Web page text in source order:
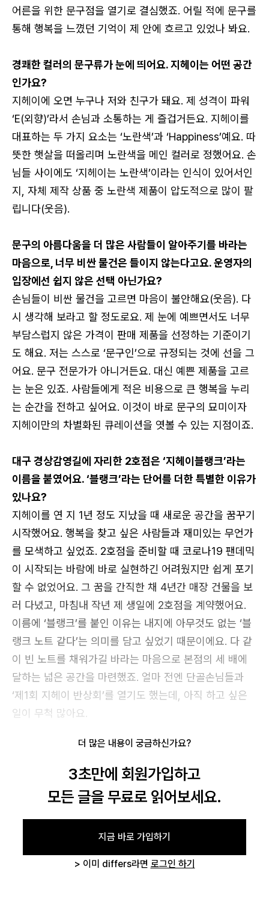
어른을 위한 문구점을 열기로 결심했죠. 어릴 적에 문구를
통해 행복을 느꼈던 기억이 제 안에 흐르고 있었나 봐요.
경쾌한 컬러의 문구류가 눈에 띄어요. 지헤이는 어떤 공간
인가요?
지헤이에 오면 누구나 저와 친구가 돼요. 제 성격이 파워
‘E(외향)’라서 손님과 소통하는 게 즐겁거든요. 지헤이를
대표하는 두 가지 요소는 ‘노란색’과 ‘Happiness’예요. 따
뜻한 햇살을 떠올리며 노란색을 메인 컬러로 정했어요. 손
님들 사이에도 ‘지헤이는 노란색’이라는 인식이 있어서인
지, 자체 제작 상품 중 노란색 제품이 압도적으로 많이 팔
립니다(웃음).
문구의 아름다움을 더 많은 사람들이 알아주기를 바라는
마음으로, 너무 비싼 물건은 들이지 않는다고요. 운영자의
입장에선 쉽지 않은 선택 아닌가요?
손님들이 비싼 물건을 고르면 마음이 불안해요(웃음). 다
시 생각해 보라고 할 정도로요. 제 눈에 예쁘면서도 너무
부담스럽지 않은 가격이 판매 제품을 선정하는 기준이기
도 해요. 저는 스스로 ‘문구인’으로 규정되는 것에 선을 그
어요. 문구 전문가가 아니거든요. 대신 예쁜 제품을 고르
는 눈은 있죠. 사람들에게 적은 비용으로 큰 행복을 누리
는 순간을 전하고 싶어요. 이것이 바로 문구의 묘미이자
지헤이만의 차별화된 큐레이션을 엿볼 수 있는 지점이죠.
대구 경상감영길에 자리한 2호점은 ‘지헤이블랭크’라는
이름을 붙였어요. ‘블랭크’라는 단어를 더한 특별한 이유가
있나요?
지헤이를 연 지 1년 정도 지났을 때 새로운 공간을 꿈꾸기
시작했어요. 행복을 찾고 싶은 사람들과 재미있는 무언가
를 모색하고 싶었죠. 2호점을 준비할 때 코로나19 팬데믹
이 시작되는 바람에 바로 실현하긴 어려웠지만 쉽게 포기
할 수 없었어요. 그 꿈을 간직한 채 4년간 매장 건물을 보
러 다녔고, 마침내 작년 제 생일에 2호점을 계약했어요.
이름에 ‘블랭크’를 붙인 이유는 내지에 아무것도 없는 ‘블
랭크 노트 같다’는 의미를 담고 싶었기 때문이에요. 다 같
이 빈 노트를 채워가길 바라는 마음으로 본점의 세 배에
달하는 넓은 공간을 마련했죠. 얼마 전엔 단골손님들과
‘제1회 지헤이 반상회’를 열기도 했는데, 아직 하고 싶은
일이 무척 많아요.
더 많은 내용이 궁금하신가요?
3초만에 회원가입하고
모든 글을 무료로 읽어보세요.
지금 바로 가입하기
> 이미 differs라면 로그인 하기
로그인 상태 유지
회원가입 비밀번호 찾기